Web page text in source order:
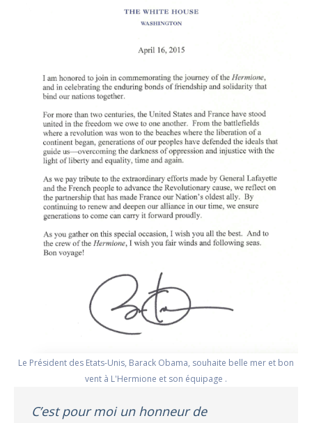
Le Président des Etats-Unis, Barack Obama, souhaite belle mer et bon
vent à L'Hermione et son équipage .
C’est pour moi un honneur de